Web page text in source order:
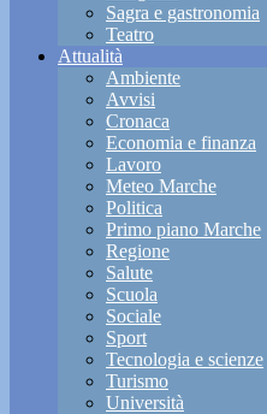
Sagra e gastronomia
Teatro
Attualità
Ambiente
Avvisi
Cronaca
Economia e finanza
Lavoro
Meteo Marche
Politica
Primo piano Marche
Regione
Salute
Scuola
Sociale
Sport
Tecnologia e scienze
Turismo
Università